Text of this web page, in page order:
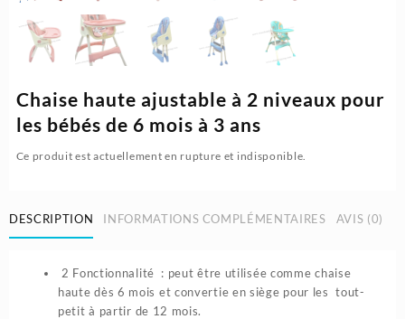
Chaise haute ajustable à 2 niveaux pour
les bébés de 6 mois à 3 ans
Ce produit est actuellement en rupture et indisponible.
DESCRIPTION INFORMATIONS COMPLÉMENTAIRES AVIS (0)
2 Fonctionnalité : peut être utilisée comme chaise
haute dès 6 mois et convertie en siège pour les tout-
petit à partir de 12 mois.